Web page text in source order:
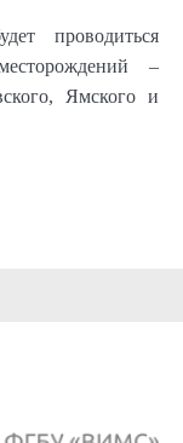
проводиться
–
Ямского и